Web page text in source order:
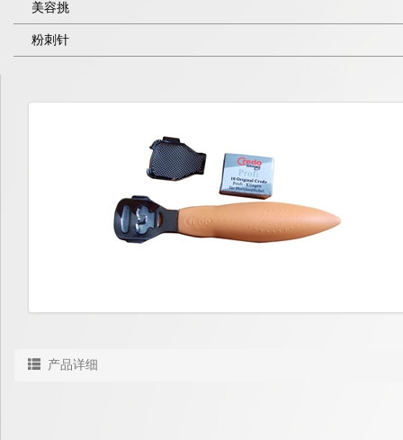
美容挑
粉刺针
产品详细